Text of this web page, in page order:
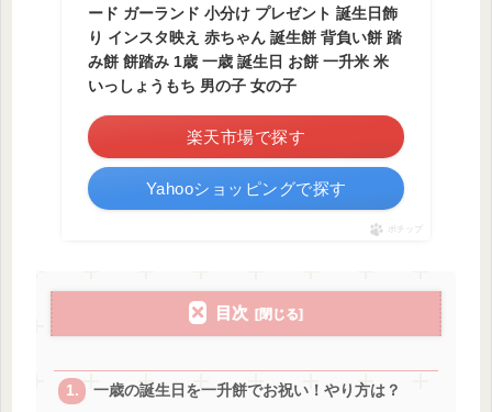
ード ガーランド 小分け プレゼント 誕生日飾
り インスタ映え 赤ちゃん 誕生餅 背負い餅 踏
み餅 餅踏み 1歳 一歳 誕生日 お餅 一升米 米
いっしょうもち 男の子 女の子
楽天市場で探す
Yahooショッピングで探す
ポチップ
目次
一歳の誕生日を一升餅でお祝い！やり方は？